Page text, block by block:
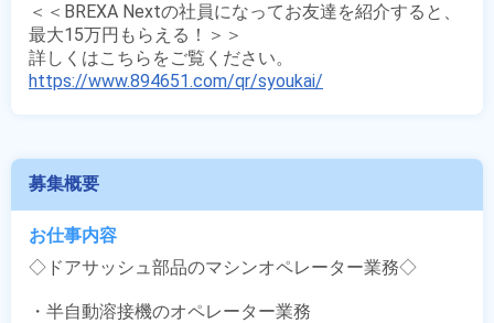
＜＜BREXA Nextの社員になってお友達を紹介すると、
最大15万円もらえる！＞＞
https://www.894651.com/qr/syoukai/
募集概要
お仕事内容
◇ドアサッシュ部品のマシンオペレーター業務◇
・半自動溶接機のオペレーター業務